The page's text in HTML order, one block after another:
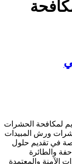
لمكافحة الحشرات
ورش المبيدات
في تقديم حلول
والطائرة
الآمنة والمعتمدة